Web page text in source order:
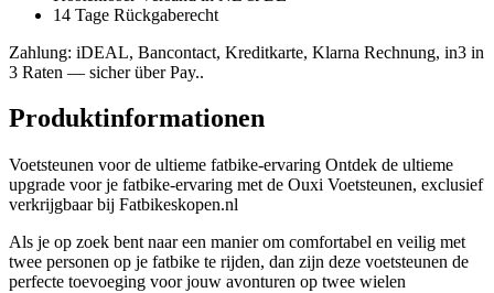
14 Tage Rückgaberecht
Zahlung: iDEAL, Bancontact, Kreditkarte, Klarna Rechnung, in3 in
3 Raten — sicher über Pay..
Produktinformationen
Voetsteunen voor de ultieme fatbike-ervaring Ontdek de ultieme
upgrade voor je fatbike-ervaring met de Ouxi Voetsteunen, exclusief
verkrijgbaar bij Fatbikeskopen.nl
Als je op zoek bent naar een manier om comfortabel en veilig met
twee personen op je fatbike te rijden, dan zijn deze voetsteunen de
perfecte toevoeging voor jouw avonturen op twee wielen